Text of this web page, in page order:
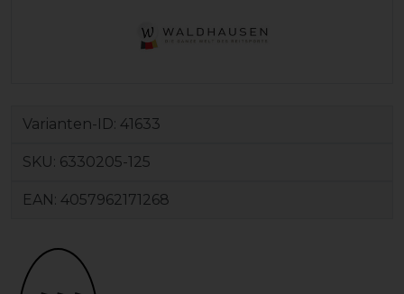
Varianten-ID: 41633
SKU: 6330205-125
EAN: 4057962171268